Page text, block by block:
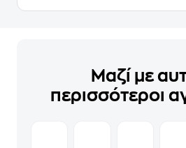
Μαζί με
περισσότεροι